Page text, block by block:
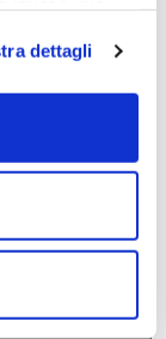
di più clicca
l'utilizzo
dettagli